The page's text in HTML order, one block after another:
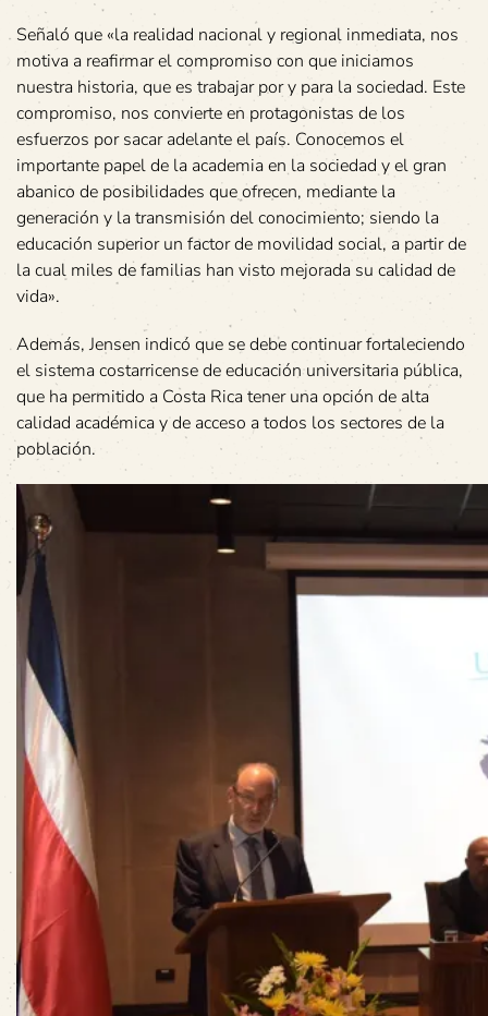
Señaló que «la realidad nacional y regional inmediata, nos
motiva a reafirmar el compromiso con que iniciamos
nuestra historia, que es trabajar por y para la sociedad. Este
compromiso, nos convierte en protagonistas de los
esfuerzos por sacar adelante el país. Conocemos el
importante papel de la academia en la sociedad y el gran
abanico de posibilidades que ofrecen, mediante la
generación y la transmisión del conocimiento; siendo la
educación superior un factor de movilidad social, a partir de
la cual miles de familias han visto mejorada su calidad de
vida».
Además, Jensen indicó que se debe continuar fortaleciendo
el sistema costarricense de educación universitaria pública,
que ha permitido a Costa Rica tener una opción de alta
calidad académica y de acceso a todos los sectores de la
población.